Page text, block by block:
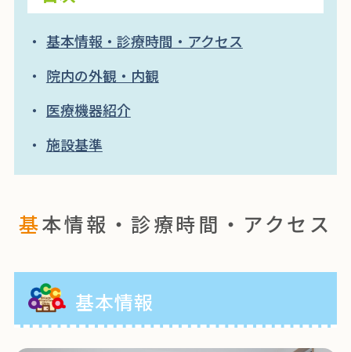
基本情報・診療時間・アクセス
院内の外観・内観
医療機器紹介
施設基準
基本情報・診療時間・アクセス
基本情報